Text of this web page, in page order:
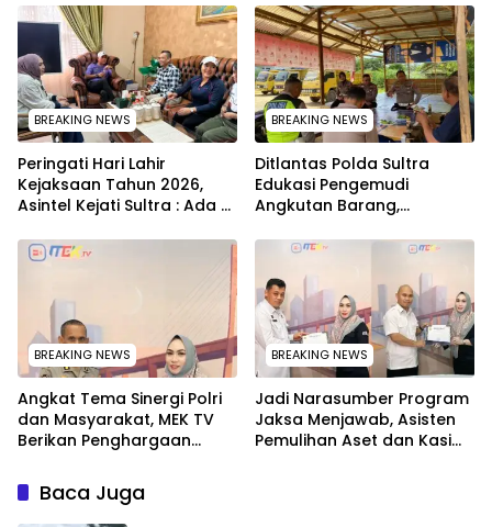
Dihentikan Sementara
BREAKING NEWS
Peringati Hari Lahir
Kejaksaan Tahun 2026,
Asintel Kejati Sultra : Ada
sampai Adhyaksa Run
BREAKING NEWS
Ditlantas Polda Sultra
Edukasi Pengemudi
Angkutan Barang,
Kendaraan Demi
BREAKING NEWS
Angkat Tema Sinergi Polri
dan Masyarakat, MEK TV
Berikan Penghargaan
melalui Kabid Humas
BREAKING NEWS
Jadi Narasumber Program
Jaksa Menjawab, Asisten
Pemulihan Aset dan Kasi
Baca Juga